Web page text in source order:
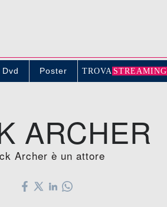
Dvd Poster TROVA STREAMING
ARCHER
Archer è un attore